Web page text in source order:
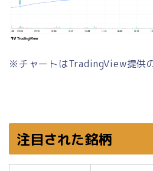
※チャートはTradingView提供
注目された銘柄